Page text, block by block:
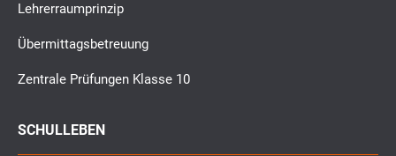
Lehrerraumprinzip
Übermittagsbetreuung
Zentrale Prüfungen Klasse 10
SCHULLEBEN